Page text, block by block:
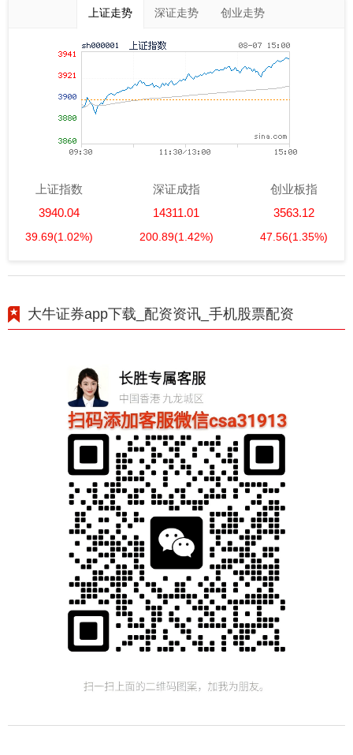
上证走势 深证走势 创业走势
上证指数
3940.04
39.69(1.02%)
深证成指
14311.01
200.89(1.42%)
创业板指
3563.12
47.56(1.35%)
大牛证券app下载_配资资讯_手机股票配资